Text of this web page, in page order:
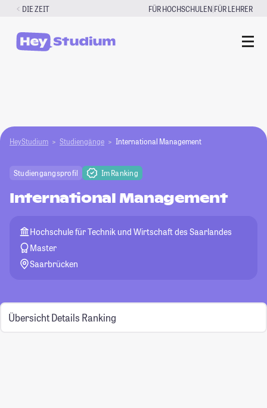
Zum
springen
DIE ZEIT FÜR HOCHSCHULEN|FÜR LEHRER
HeyStudium Studiengänge International Management
Studiengangsprofil Im Ranking
International Management
Hochschule für Technik und Wirtschaft des Saarlandes
Master
Saarbrücken
Übersicht Details Ranking